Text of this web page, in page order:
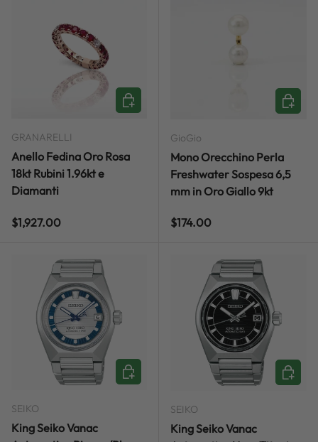
GRANARELLI
Anello Fedina Oro Rosa
18kt Rubini 1.96kt e
Diamanti
Regular price
$1,927.00
ADD TO CART
GioGio
Mono Orecchino Perla
Freshwater Sospesa 6,5
mm in Oro Giallo 9kt
Regular price
$174.00
SEIKO
King Seiko Vanac
ADD TO CART
SEIKO
King Seiko Vanac
ADD